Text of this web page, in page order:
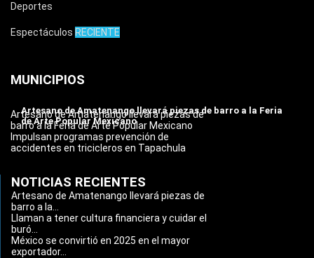
Deportes
Espectáculos RECIENTE
MUNICIPIOS
Artesano de Amatenango llevará piezas de barro a la Feria
de Arte Popular Mexicano
Artesano de Amatenango llevará piezas de
barro a la Feria de Arte Popular Mexicano
Impulsan programas prevención de
accidentes en tricicleros en Tapachula
NOTICIAS RECIENTES
Artesano de Amatenango llevará piezas de
barro a la...
Llaman a tener cultura financiera y cuidar el
buró...
México se convirtió en 2025 en el mayor
exportador...